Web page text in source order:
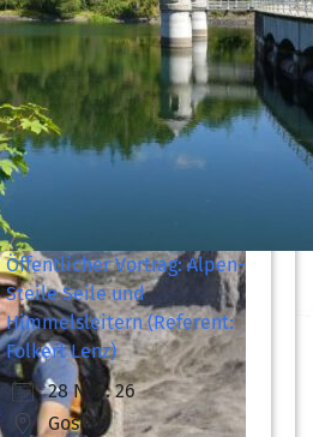
Öffentlicher Vortrag: Alpen-
Steile Seile und
Himmelsleitern (Referent:
Folkert Lenz)
28 Nov. 26
Goslar